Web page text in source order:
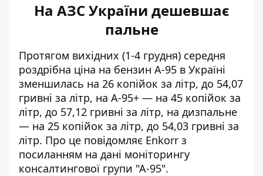
На АЗС України дешевшає
пальне
Протягом вихідних (1-4 грудня) середня
роздрібна ціна на бензин А-95 в Україні
зменшилась на 26 копійок за літр, до 54,07
гривні за літр, на А-95+ — на 45 копійок за
літр, до 57,12 гривні за літр, на дизпальне
— на 25 копійок за літр, до 54,03 гривні за
літр. Про це повідомляє Enkorr з
посиланням на дані моніторингу
консалтингової групи "А-95".